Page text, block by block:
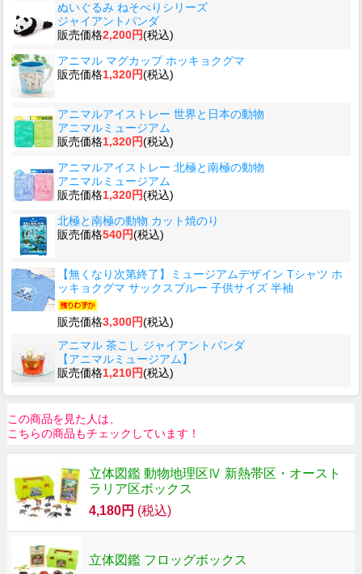
ぬいぐるみ ねそべりシリーズ
ジャイアントパンダ
販売価格2,200円(税込)
アニマル マグカップ ホッキョクグマ
販売価格1,320円(税込)
アニマルアイストレー 世界と日本の動物
アニマルミュージアム
販売価格1,320円(税込)
アニマルアイストレー 北極と南極の動物
アニマルミュージアム
販売価格1,320円(税込)
北極と南極の動物 カット焼のり
販売価格540円(税込)
【無くなり次第終了】ミュージアムデザイン Tシャツ ホ
ッキョクグマ サックスブルー 子供サイズ 半袖
販売価格3,300円(税込)
アニマル 茶こし ジャイアントパンダ
【アニマルミュージアム】
販売価格1,210円(税込)
この商品を見た人は、
こちらの商品もチェックしています！
立体図鑑 動物地理区Ⅳ 新熱帯区・オースト
ラリア区ボックス
4,180円 (税込)
立体図鑑 フロッグボックス